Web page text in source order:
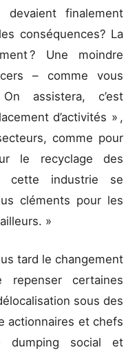
finalement
conséquences? La
? Une moindre
– comme vous
On assistera, c’est
d’activités » ,
comme pour
le recyclage des
cette industrie se
cléments pour les
»
tard le changement
repenser certaines
sous des
actionnaires et chefs
dumping social et